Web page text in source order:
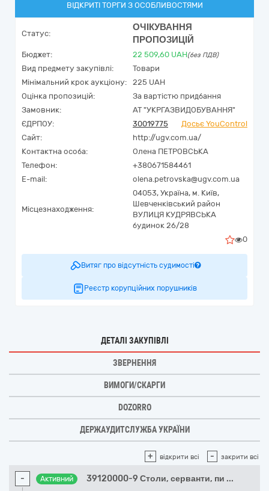
ВІДКРИТІ ТОРГИ З ОСОБЛИВОСТЯМИ
Статус:
ОЧІКУВАННЯ
ПРОПОЗИЦІЙ
Бюджет: 22 509,60 UAH(без ПДВ)
Вид предмету закупівлі:
Товари
Мінімальний крок аукціону:
225 UAH
Оцінка пропозицій:
За вартістю придбання
Замовник:
АТ "УКРГАЗВИДОБУВАННЯ"
ЄДРПОУ:
30019775
Досьє YouControl
Сайт:
http://ugv.com.ua/
Контактна особа:
Олена ПЕТРОВСЬКА
Телефон:
+380671584461
E-mail:
olena.petrovska@ugv.com.ua
Місцезнаходження:
04053, Україна, м. Київ,
Шевченківський район
ВУЛИЦЯ КУДРЯВСЬКА
будинок 26/28
0
Витяг про відсутність судимості
Реєстр корупційних порушників
ДЕТАЛІ ЗАКУПІВЛІ
ЗВЕРНЕННЯ
ВИМОГИ/СКАРГИ
DOZORRO
ДЕРЖАУДИТСЛУЖБА УКРАЇНИ
+ відкрити всі - закрити всі
- Активний 39120000-9 Столи, серванти, пи ...